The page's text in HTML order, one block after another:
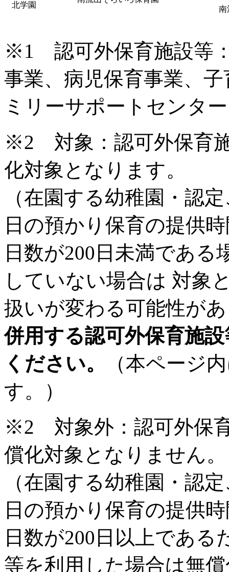
北学園
南
※1 認可外保育施設等
事業、病児保育事業、
ミリーサポートセンタ
※2 対象：認可外保育
化対象となります。
（在園する幼稚園・認
日の預かり保育の提供
日数が200日未満である
していない場合は 対象
扱いが変わる可能性が
併用する認可外保育施
ください。
（本ページ
す。）
※2 対象外：認可外保
償化対象となりません。
（在園する幼稚園・認
日の預かり保育の提供
日数が200日以上である
等を利用した場合は無